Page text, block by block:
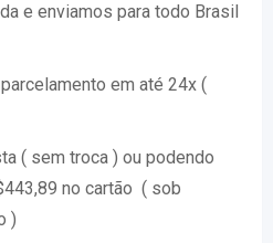
e enviamos para todo Brasil
em até 24x (
( sem troca ) ou podendo
no cartão ( sob
)